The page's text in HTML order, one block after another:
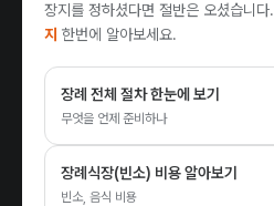
장지를 정하셨다면 절반은 오셨습니다.
지 한번에 알아보세요.
장례 전체 절차 한눈에 보기
무엇을 언제 준비하나
장례식장(빈소) 비용 알아보기
빈소, 음식 비용